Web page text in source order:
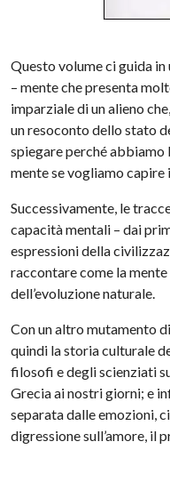
Questo volume ci guida
– mente che presenta
imparziale di un alieno
un resoconto dello stato
spiegare perché abbiamo
mente se vogliamo
Successivamente, le
capacità mentali – dai
espressioni della
raccontare come la
dell’evoluzione naturale.
Con un altro mutamento
quindi la storia culturale
filosofi e degli scienziati
Grecia ai nostri giorni; e
separata dalle emozioni,
digressione sull’amore, il